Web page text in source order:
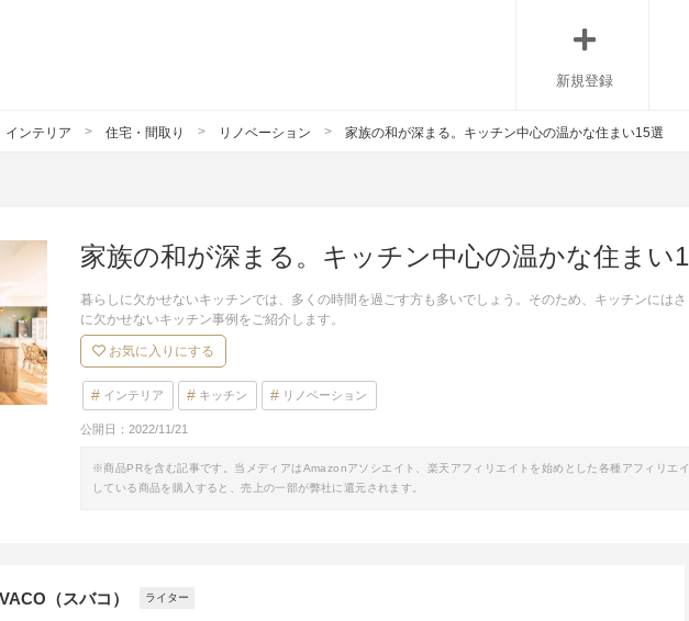
新規登録
インテリア 住宅・間取り リノベーション 家族の和が深まる。キッチン中心の温かな住まい15選
家族の和が深まる。キッチン中心の温かな住まい
暮らしに欠かせないキッチンでは、多くの時間を過ごす方も多いでしょう。そのため、キッチンには
に欠かせないキッチン事例をご紹介します。
お気に入りにする
インテリア キッチン リノベーション
公開日： 2022/11/21
※商品PRを含む記事です。当メディアはAmazonアソシエイト、楽天アフィリエイトを始めとした各種アフィリエ
している商品を購入すると、売上の一部が弊社に還元されます。
（スバコ） ライター